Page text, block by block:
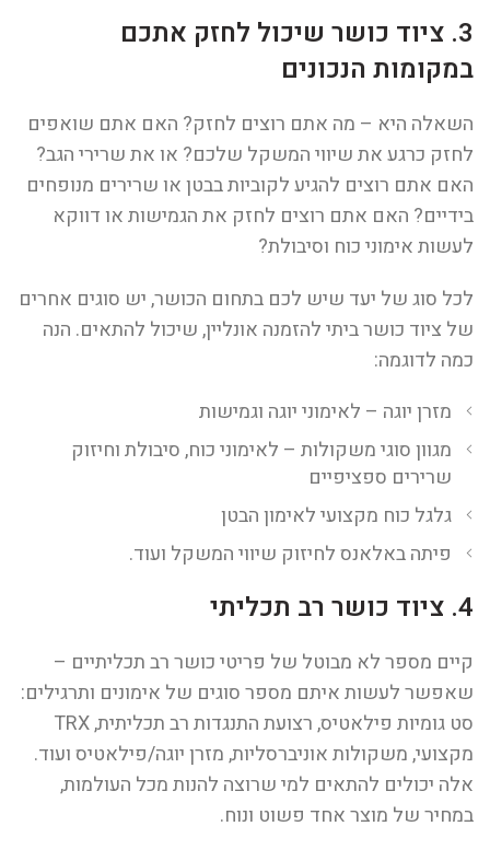
3. ציוד כושר שיכול לחזק אתכם
במקומות הנכונים
השאלה היא – מה אתם רוצים לחזק? האם אתם שואפים
לחזק כרגע את שיווי המשקל שלכם? או את שרירי הגב?
האם אתם רוצים להגיע לקוביות בבטן או שרירים מנופחים
בידיים? האם אתם רוצים לחזק את הגמישות או דווקא
לעשות אימוני כוח וסיבולת?
לכל סוג של יעד שיש לכם בתחום הכושר, יש סוגים אחרים
של ציוד כושר ביתי להזמנה אונליין, שיכול להתאים. הנה
כמה לדוגמה:
מזרן יוגה – לאימוני יוגה וגמישות
מגוון סוגי משקולות – לאימוני כוח, סיבולת וחיזוק
שרירים ספציפיים
גלגל כוח מקצועי לאימון הבטן
פיתה באלאנס לחיזוק שיווי המשקל ועוד.
4. ציוד כושר רב תכליתי
קיים מספר לא מבוטל של פריטי כושר רב תכליתיים –
שאפשר לעשות איתם מספר סוגים של אימונים ותרגילים:
סט גומיות פילאטיס, רצועת התנגדות רב תכליתית, TRX
מקצועי, משקולות אוניברסליות, מזרן יוגה/פילאטיס ועוד.
אלה יכולים להתאים למי שרוצה להנות מכל העולמות,
במחיר של מוצר אחד פשוט ונוח.